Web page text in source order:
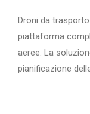
Droni da
piattaforma
aeree. La
pianificazione